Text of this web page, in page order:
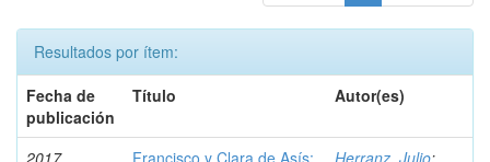
Resultados por ítem:
Fecha de
publicación
Título Autor(es)
2017
Francisco y Clara de Asís:
Herranz, Julio;